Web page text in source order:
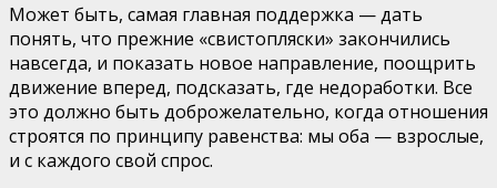
Может быть, самая главная поддержка — дать
понять, что прежние «свистопляски» закончились
навсегда, и показать новое направление, поощрить
движение вперед, подсказать, где недоработки. Все
это должно быть доброжелательно, когда отношения
строятся по принципу равенства: мы оба — взрослые,
и с каждого свой спрос.